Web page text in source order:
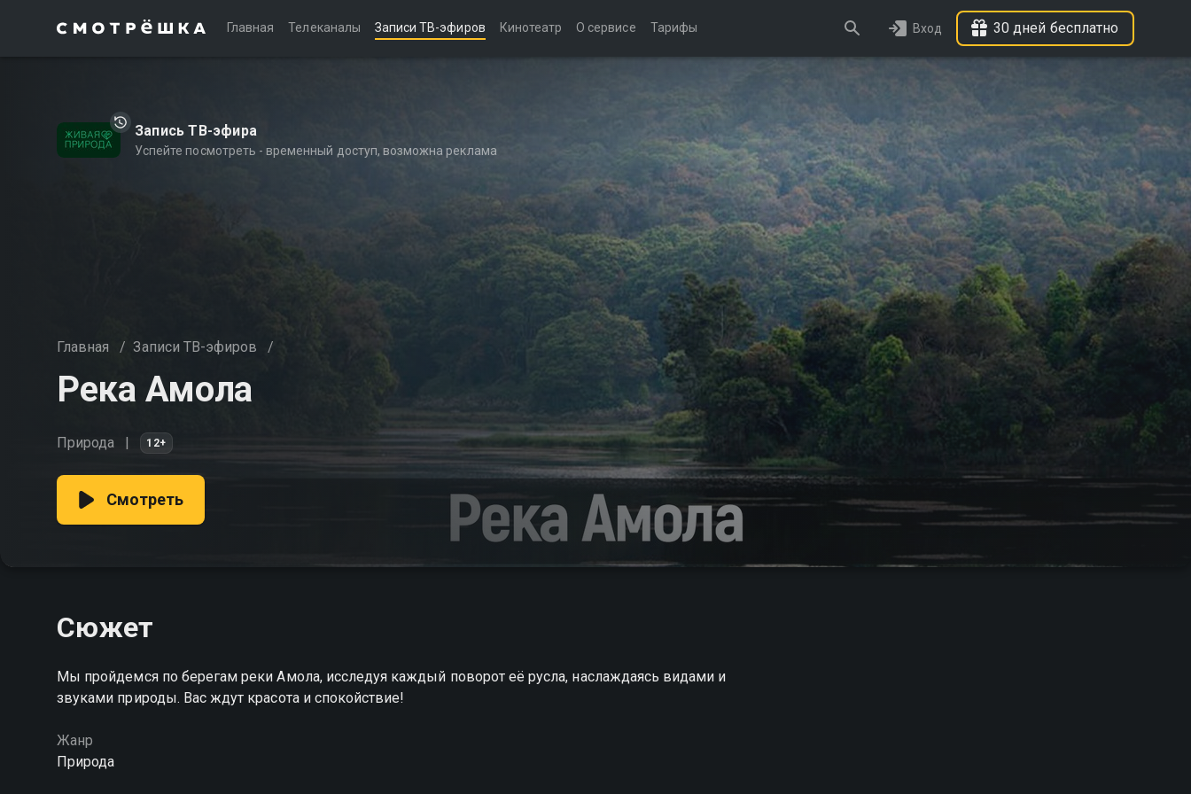
Главная Телеканалы Записи ТВ-эфиров Кинотеатр О сервисе Тарифы Вход 30 дней бесплатно
Запись ТВ-эфира
Успейте посмотреть - временный доступ, возможна реклама
Главная / Записи ТВ-эфиров /
Река Амола
Природа 12+
Смотреть
Сюжет
Мы пройдемся по берегам реки Амола, исследуя каждый поворот её русла, наслаждаясь видами и
звуками природы. Вас ждут красота и спокойствие!
Жанр
Природа